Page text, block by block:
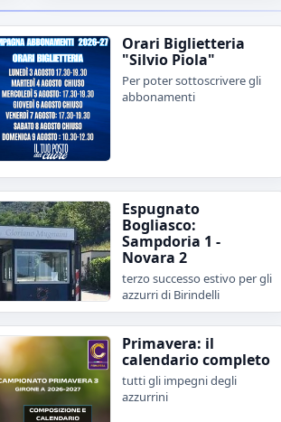
Orari Biglietteria
"Silvio Piola"
Per poter sottoscrivere gli
abbonamenti
Espugnato
Bogliasco:
Sampdoria 1 -
Novara 2
terzo successo estivo per gli
azzurri di Birindelli
Primavera: il
calendario completo
tutti gli impegni degli
azzurrini